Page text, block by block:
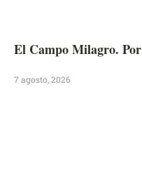
El Campo Milagro.
7 agosto, 2026